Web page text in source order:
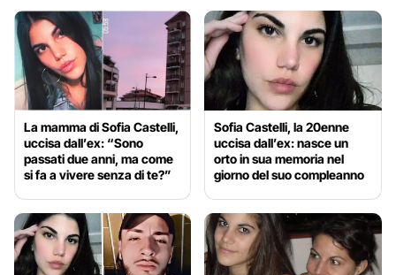
La mamma di Sofia Castelli,
uccisa dall’ex: “Sono
passati due anni, ma come
si fa a vivere senza di te?”
Sofia Castelli, la 20enne
uccisa dall’ex: nasce un
orto in sua memoria nel
giorno del suo compleanno